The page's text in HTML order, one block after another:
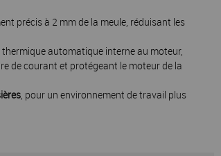
précis à 2 mm de la meule, réduisant les
automatique interne au moteur,
de courant et protégeant le moteur de la
, pour un environnement de travail plus